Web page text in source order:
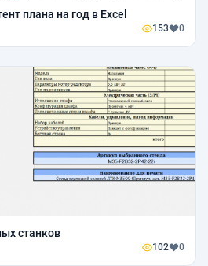
плана на год в Excel
153 0
станков
102 0